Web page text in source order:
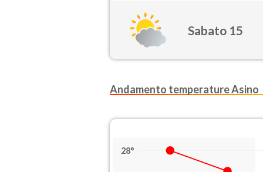
Sabato 15
Andamento temperature Asino
28°